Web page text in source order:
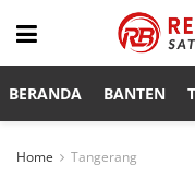
BERANDA BANTEN
Home Tangerang